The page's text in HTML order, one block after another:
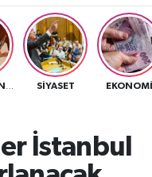
SIYASET EKONOMI
İstanbul